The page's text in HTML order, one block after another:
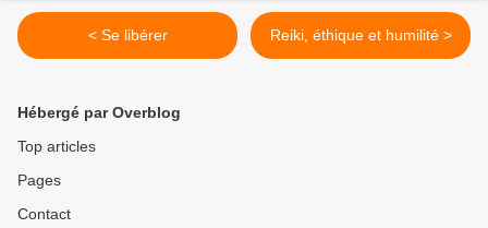
< Se libérer Reiki, éthique et humilité >
Hébergé par Overblog
Top articles
Pages
Contact